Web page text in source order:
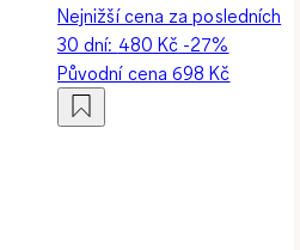
Nejnižší cena za posledních
30 dní: 480 Kč -27%
Původní cena698 Kč